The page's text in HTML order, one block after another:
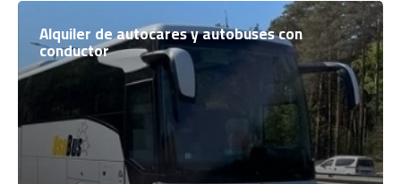
Alquiler de autocares y autobuses con
conductor